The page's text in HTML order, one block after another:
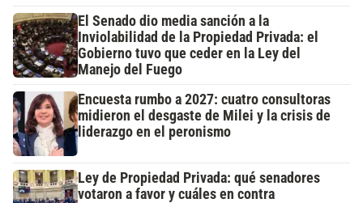
El Senado dio media sanción a la
Inviolabilidad de la Propiedad Privada: el
Gobierno tuvo que ceder en la Ley del
Manejo del Fuego
Encuesta rumbo a 2027: cuatro consultoras
midieron el desgaste de Milei y la crisis de
liderazgo en el peronismo
Ley de Propiedad Privada: qué senadores
votaron a favor y cuáles en contra